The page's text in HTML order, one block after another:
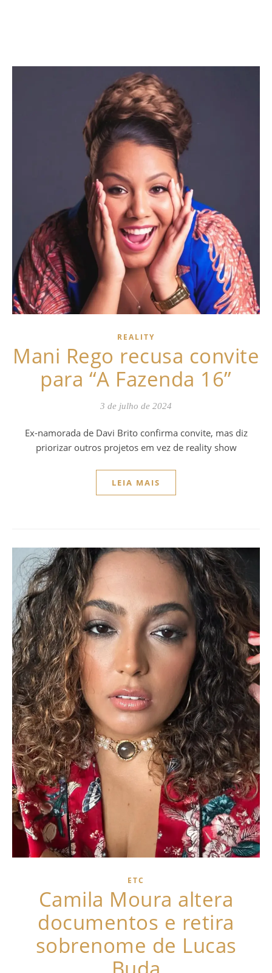
REALITY
Mani Rego recusa convite
para “A Fazenda 16”
3 de julho de 2024
Ex-namorada de Davi Brito confirma convite, mas diz
priorizar outros projetos em vez de reality show
LEIA MAIS
ETC
Camila Moura altera
documentos e retira
sobrenome de Lucas